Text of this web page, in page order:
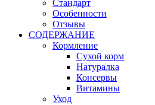
Стандарт
Особенности
Отзывы
СОДЕРЖАНИЕ
Кормление
Сухой корм
Натуралка
Консервы
Витамины
Уход